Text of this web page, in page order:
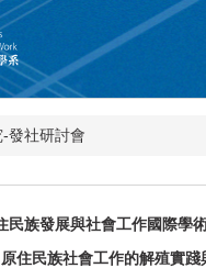
發社研討會
民族發展與社會工作國際學
住民族社會工作的解殖實踐